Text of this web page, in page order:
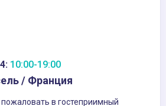
10:00-19:00
/ Франция
в гостеприимный